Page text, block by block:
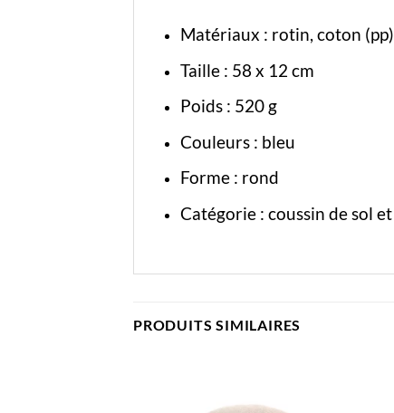
Matériaux : rotin, coton (pp)
Taille : 58 x 12 cm
Poids : 520 g
Couleurs : bleu
Forme : rond
Catégorie : coussin de sol et
PRODUITS SIMILAIRES